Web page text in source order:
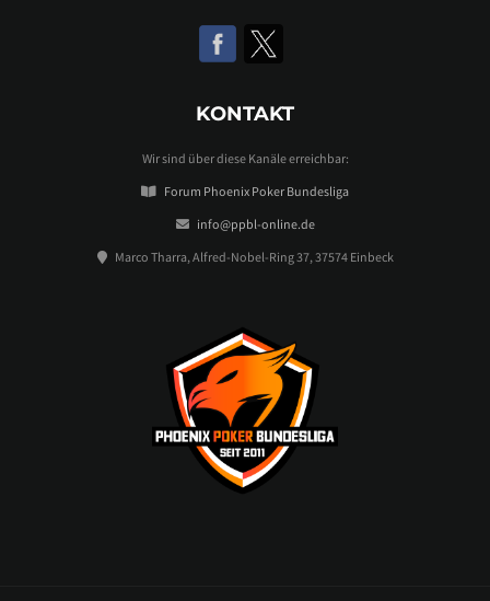
KONTAKT
Wir sind über diese Kanäle erreichbar:
Forum Phoenix Poker Bundesliga
info@ppbl-online.de
Marco Tharra, Alfred-Nobel-Ring 37, 37574 Einbeck